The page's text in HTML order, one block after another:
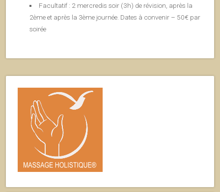
Facultatif : 2 mercredis soir (3h) de révision, après la
2ème et après la 3ème journée. Dates à convenir – 50€ par
soirée